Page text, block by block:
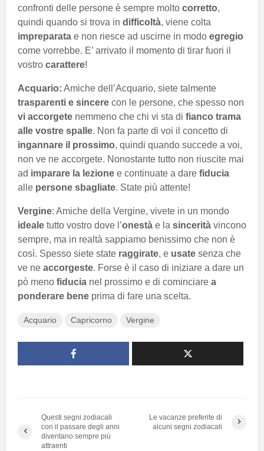
confronti delle persone è sempre molto corretto,
quindi quando si trova in difficoltà, viene colta
impreparata e non riesce ad uscirne in modo egregio
come vorrebbe. E’ arrivato il momento di tirar fuori il
vostro carattere!
Acquario: Amiche dell’Acquario, siete talmente
trasparenti e sincere con le persone, che spesso non
vi accorgete nemmeno che chi vi sta di fianco trama
alle vostre spalle. Non fa parte di voi il concetto di
ingannare il prossimo, quindi quando succede a voi,
non ve ne accorgete. Nonostante tutto non riuscite mai
ad imparare la lezione e continuate a dare fiducia
alle persone sbagliate. State più attente!
Vergine: Amiche della Vergine, vivete in un mondo
ideale tutto vostro dove l’onestà e la sincerità vincono
sempre, ma in realtà sappiamo benissimo che non è
così. Spesso siete state raggirate, e usate senza che
ve ne accorgeste. Forse è il caso di iniziare a dare un
pò meno fiducia nel prossimo e di cominciare a
ponderare bene prima di fare una scelta.
Acquario Capricorno Vergine
Questi segni zodiacali
con il passare degli anni
diventano sempre più
attraenti
Le vacanze preferite di
alcuni segni zodiacali